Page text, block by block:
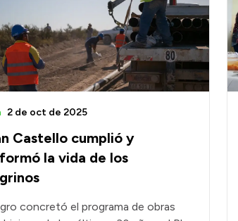
Castello cumplió y
la vida de los
2 de oct de 2025
concretó el programa de obras